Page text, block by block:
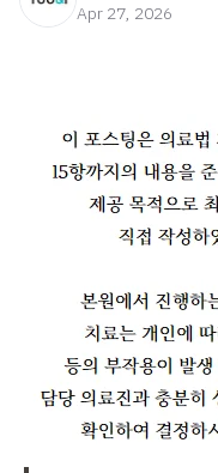
Apr 27, 2026